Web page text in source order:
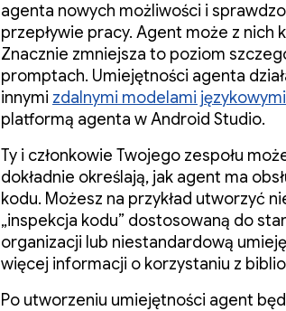
agenta nowych możliwości i
przepływie pracy. Agent może z nich
Znacznie zmniejsza to poziom
promptach. Umiejętności agenta
innymi zdalnymi modelami
platformą agenta w Android Studio.
Ty i członkowie Twojego zespołu
dokładnie określają, jak agent ma
kodu. Możesz na przykład utworzyć
„inspekcja kodu” dostosowaną do
organizacji lub niestandardową
więcej informacji o korzystaniu z
Po utworzeniu umiejętności agent